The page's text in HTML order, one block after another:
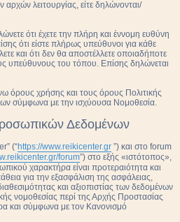
λειτουργίας, είτε δηλώνονται/
ότι έχετε την πλήρη και έννομη ευθύνη
ότι είστε πλήρως υπεύθυνοι για κάθε
και ότι δεν θα αποστέλλετε οποιαδήποτε
υπεύθυνους του τόπου. Επίσης δηλώνεται
όρους χρήσης και τους όρους Πολιτικής
σύμφωνα με την ισχύουσα Νομοθεσία.
Δεδομένων
(“https://www.reikicenter.gr ”) και στο forum
forum”) στο εξής «ιστότοπος»,
χαρακτήρα είναι προτεραιότητα και
για την εξασφάλιση της ασφάλειας,
και αξιοπιστίας των δεδομένων
νομοθεσίας περί της Αρχής Προστασίας
και σύμφωνα με τον Κανονισμό